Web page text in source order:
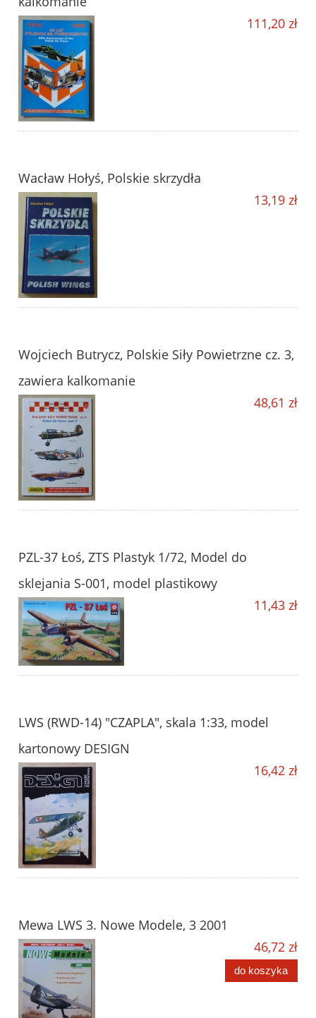
111,20 zł
Wacław Hołyś, Polskie skrzydła
13,19 zł
Wojciech Butrycz, Polskie Siły Powietrzne cz. 3,
zawiera kalkomanie
48,61 zł
PZL-37 Łoś, ZTS Plastyk 1/72, Model do
sklejania S-001, model plastikowy
11,43 zł
LWS (RWD-14) "CZAPLA", skala 1:33, model
kartonowy DESIGN
16,42 zł
Mewa LWS 3. Nowe Modele, 3 2001
46,72 zł
do koszyka